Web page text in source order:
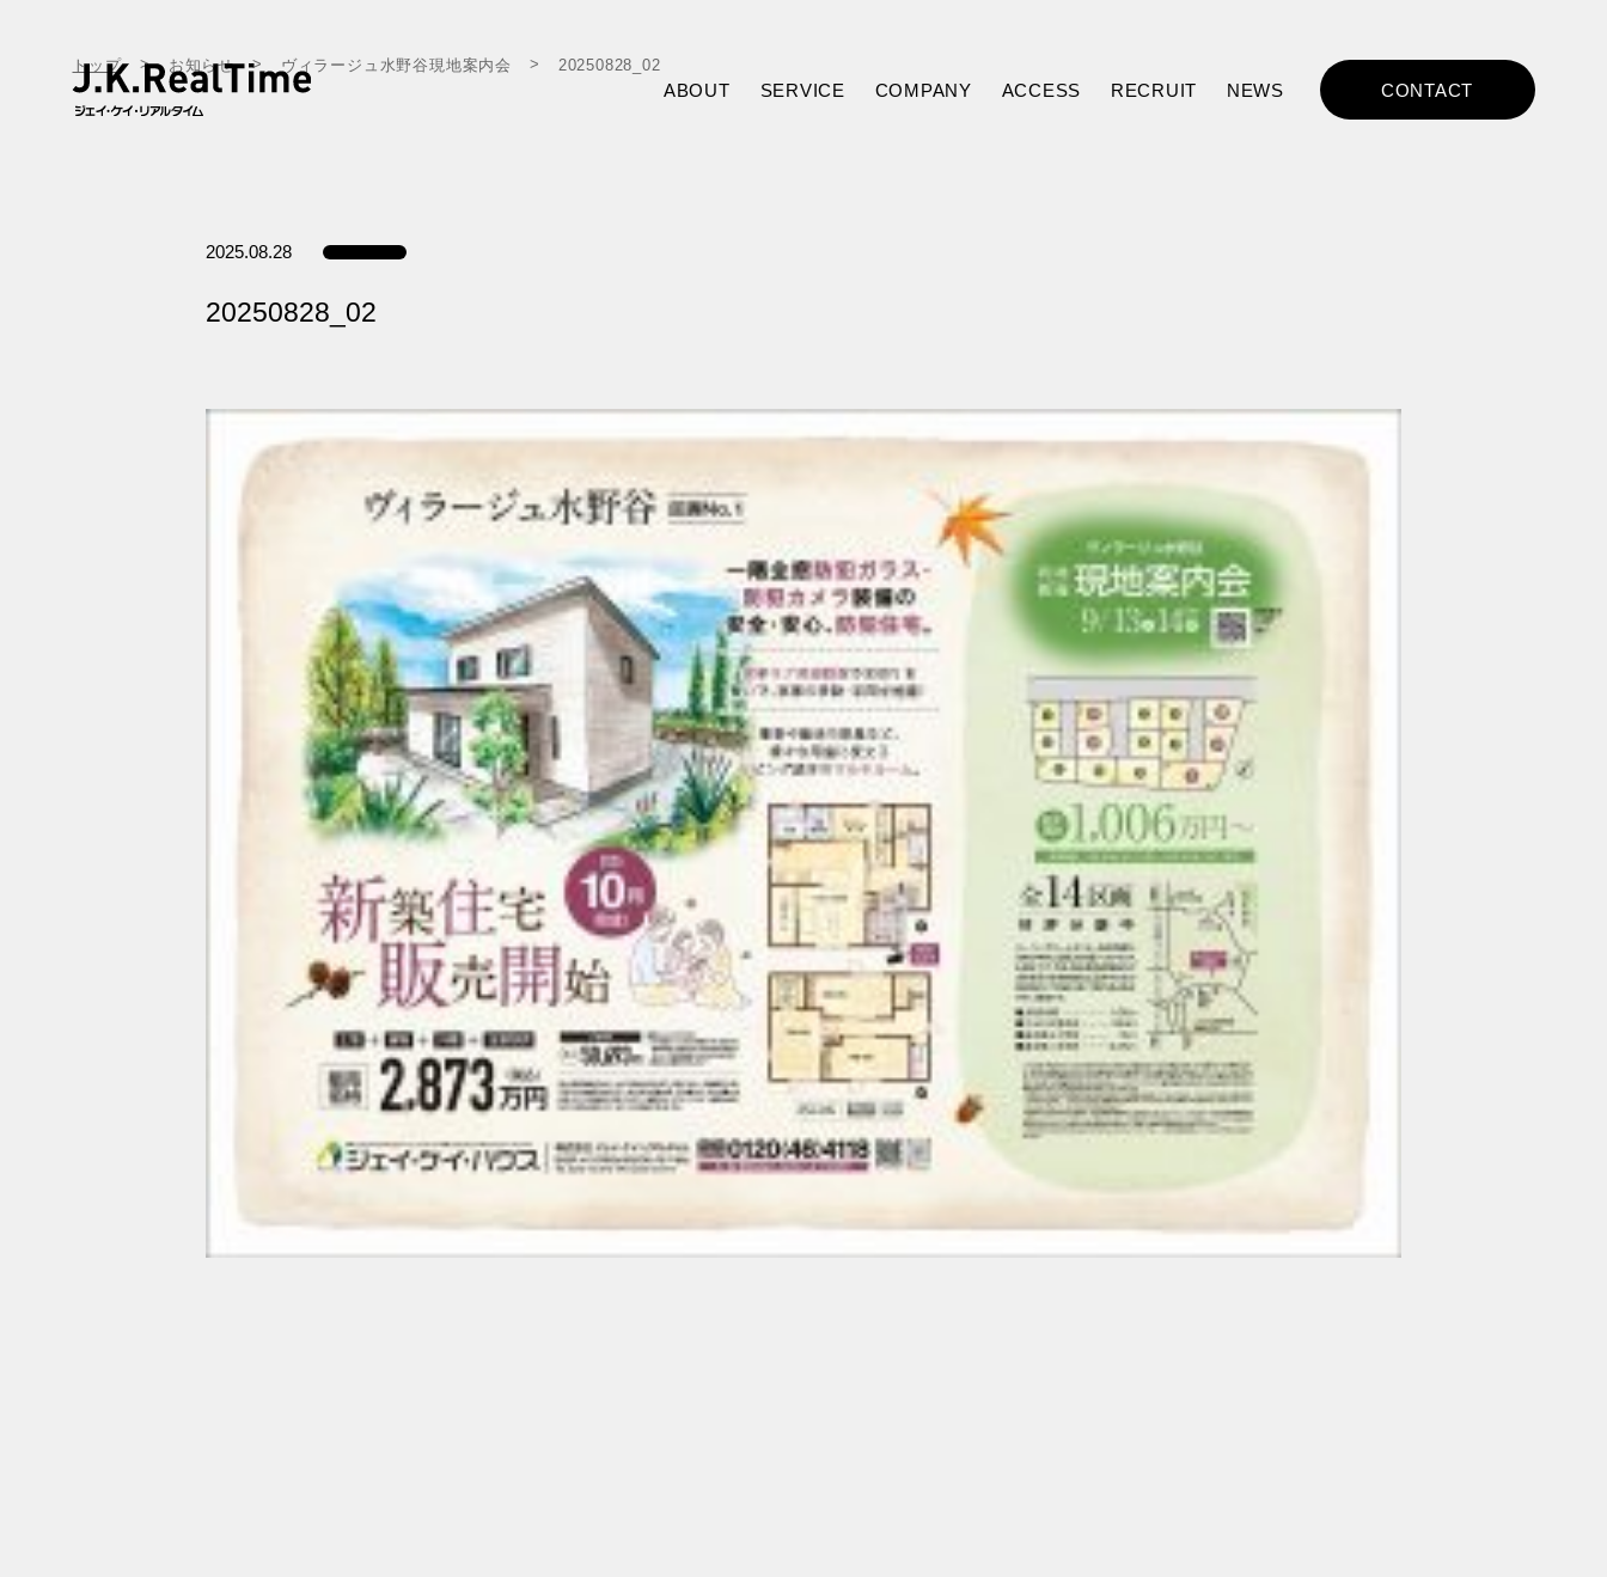
ABOUT SERVICE COMPANY ACCESS RECRUIT NEWS CONTACT
トップ お知らせ ヴィラージュ水野谷現地案内会 20250828_02
2025.08.28
20250828_02